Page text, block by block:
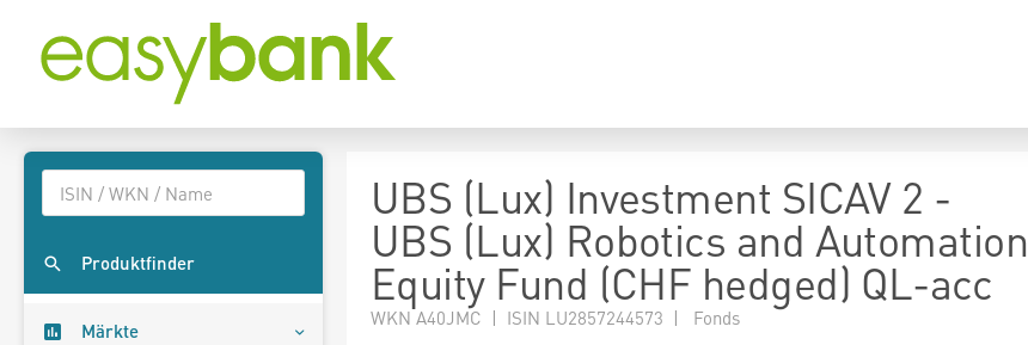
Produktfinder
Märkte
UBS (Lux) Investment SICAV 2 -
UBS (Lux) Robotics and Automation
Equity Fund (CHF hedged) QL-acc
WKN A40JMC | ISIN LU2857244573 | Fonds